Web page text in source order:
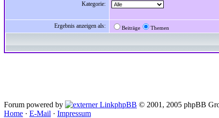
Kategorie:
Ergebnis anzeigen als: Beiträge Themen
Forum powered by phpBB © 2001, 2005 phpBB
Home · E-Mail · Impressum